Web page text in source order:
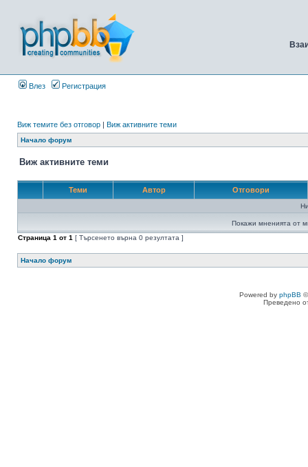
Влез Регистрация
Виж темите без отговор | Виж активните теми
Начало форум
Виж активните теми
Теми Автор Отговори
Покажи мненията от
Страница 1 от 1 [ Търсенето върна 0 резултата ]
Начало форум
Powered by phpBB
Преведено